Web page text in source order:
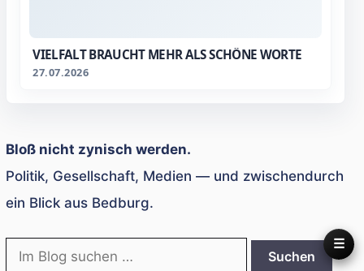
VIELFALT BRAUCHT MEHR ALS SCHÖNE WORTE
27.07.2026
Bloß nicht zynisch werden.
Politik, Gesellschaft, Medien — und zwischendurch
ein Blick aus Bedburg.
Suche Suchen
☰